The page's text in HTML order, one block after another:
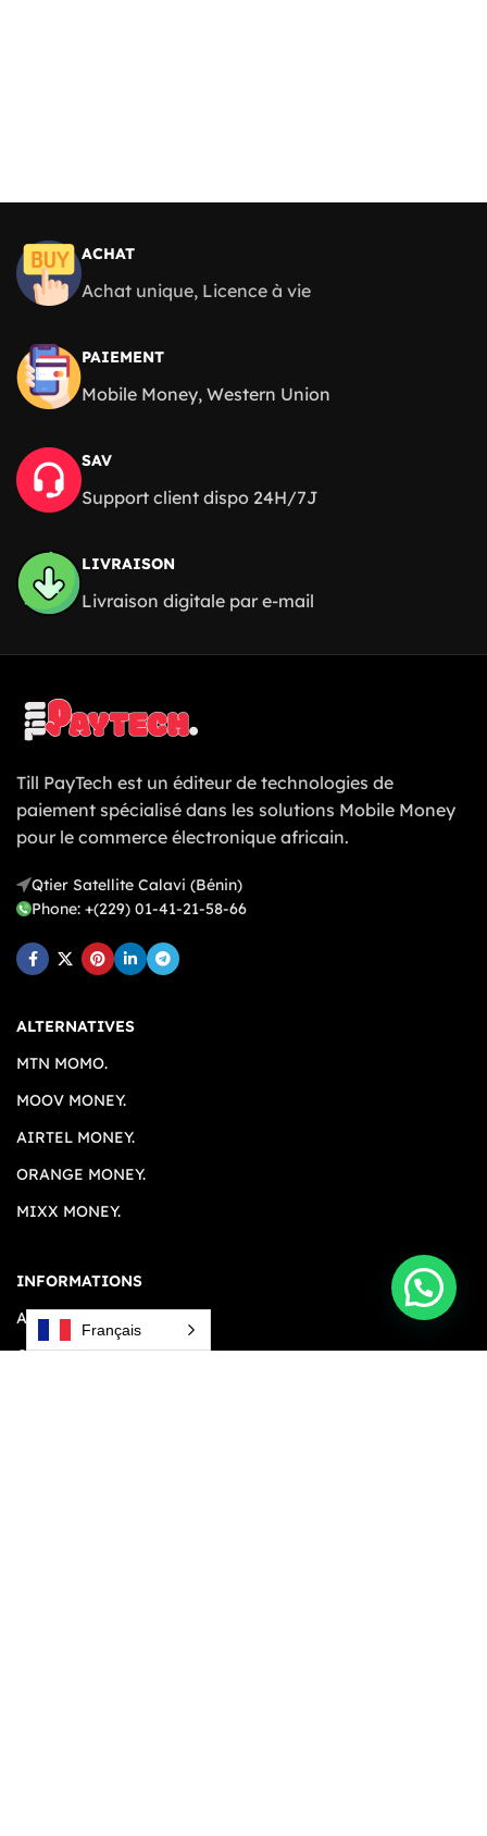
ACHAT
Achat unique, Licence à vie
PAIEMENT
Mobile Money, Western Union
SAV
Support client dispo 24H/7J
LIVRAISON
Livraison digitale par e-mail
Till PayTech est un éditeur de technologies de
paiement spécialisé dans les solutions Mobile Money
pour le commerce électronique africain.
Qtier Satellite Calavi (Bénin)
Phone: +(229) 01-41-21-58-66
ALTERNATIVES
MTN MOMO.
MOOV MONEY.
AIRTEL MONEY.
ORANGE MONEY.
MIXX MONEY.
INFORMATIONS
A PROPOS.
CONTACT.
Français